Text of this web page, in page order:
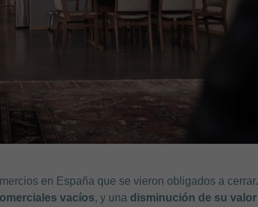
en España que se vieron obligados a cerrar.
vacíos, y una disminución de su valor